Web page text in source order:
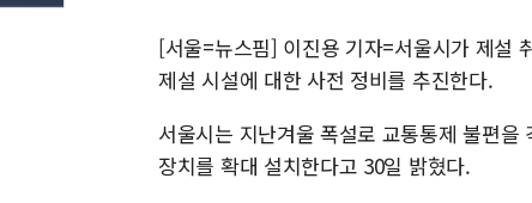
[서울=뉴스핌] 이진용 기자=서울시가 제설
제설 시설에 대한 사전 정비를 추진한다.
서울시는 지난겨울 폭설로 교통통제 불편
장치를 확대 설치한다고 30일 밝혔다.